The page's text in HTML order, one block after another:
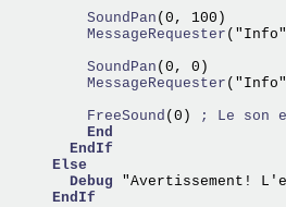
    SoundPan
    MessageRequester
    SoundPan
    MessageRequester
    FreeSound
(0)
; Le son
End
EndIf
Else
Debug
EndIf